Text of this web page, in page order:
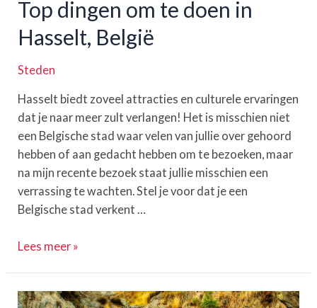
Top dingen om te doen in
Hasselt, België
Steden
Hasselt biedt zoveel attracties en culturele ervaringen
dat je naar meer zult verlangen! Het is misschien niet
een Belgische stad waar velen van jullie over gehoord
hebben of aan gedacht hebben om te bezoeken, maar
na mijn recente bezoek staat jullie misschien een
verrassing te wachten. Stel je voor dat je een
Belgische stad verkent …
Top
te
Lees meer »